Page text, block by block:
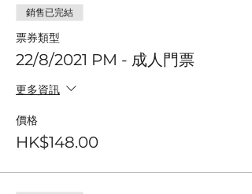
小小的水彈啟發小朋友創意，設計自己的遊
戲。
銷售已完結
票券類型
22/8/2021 PM - 成人門票
更多資訊
價格
HK$148.00